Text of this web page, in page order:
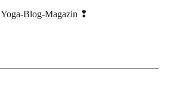
Blog-Magazin ❢